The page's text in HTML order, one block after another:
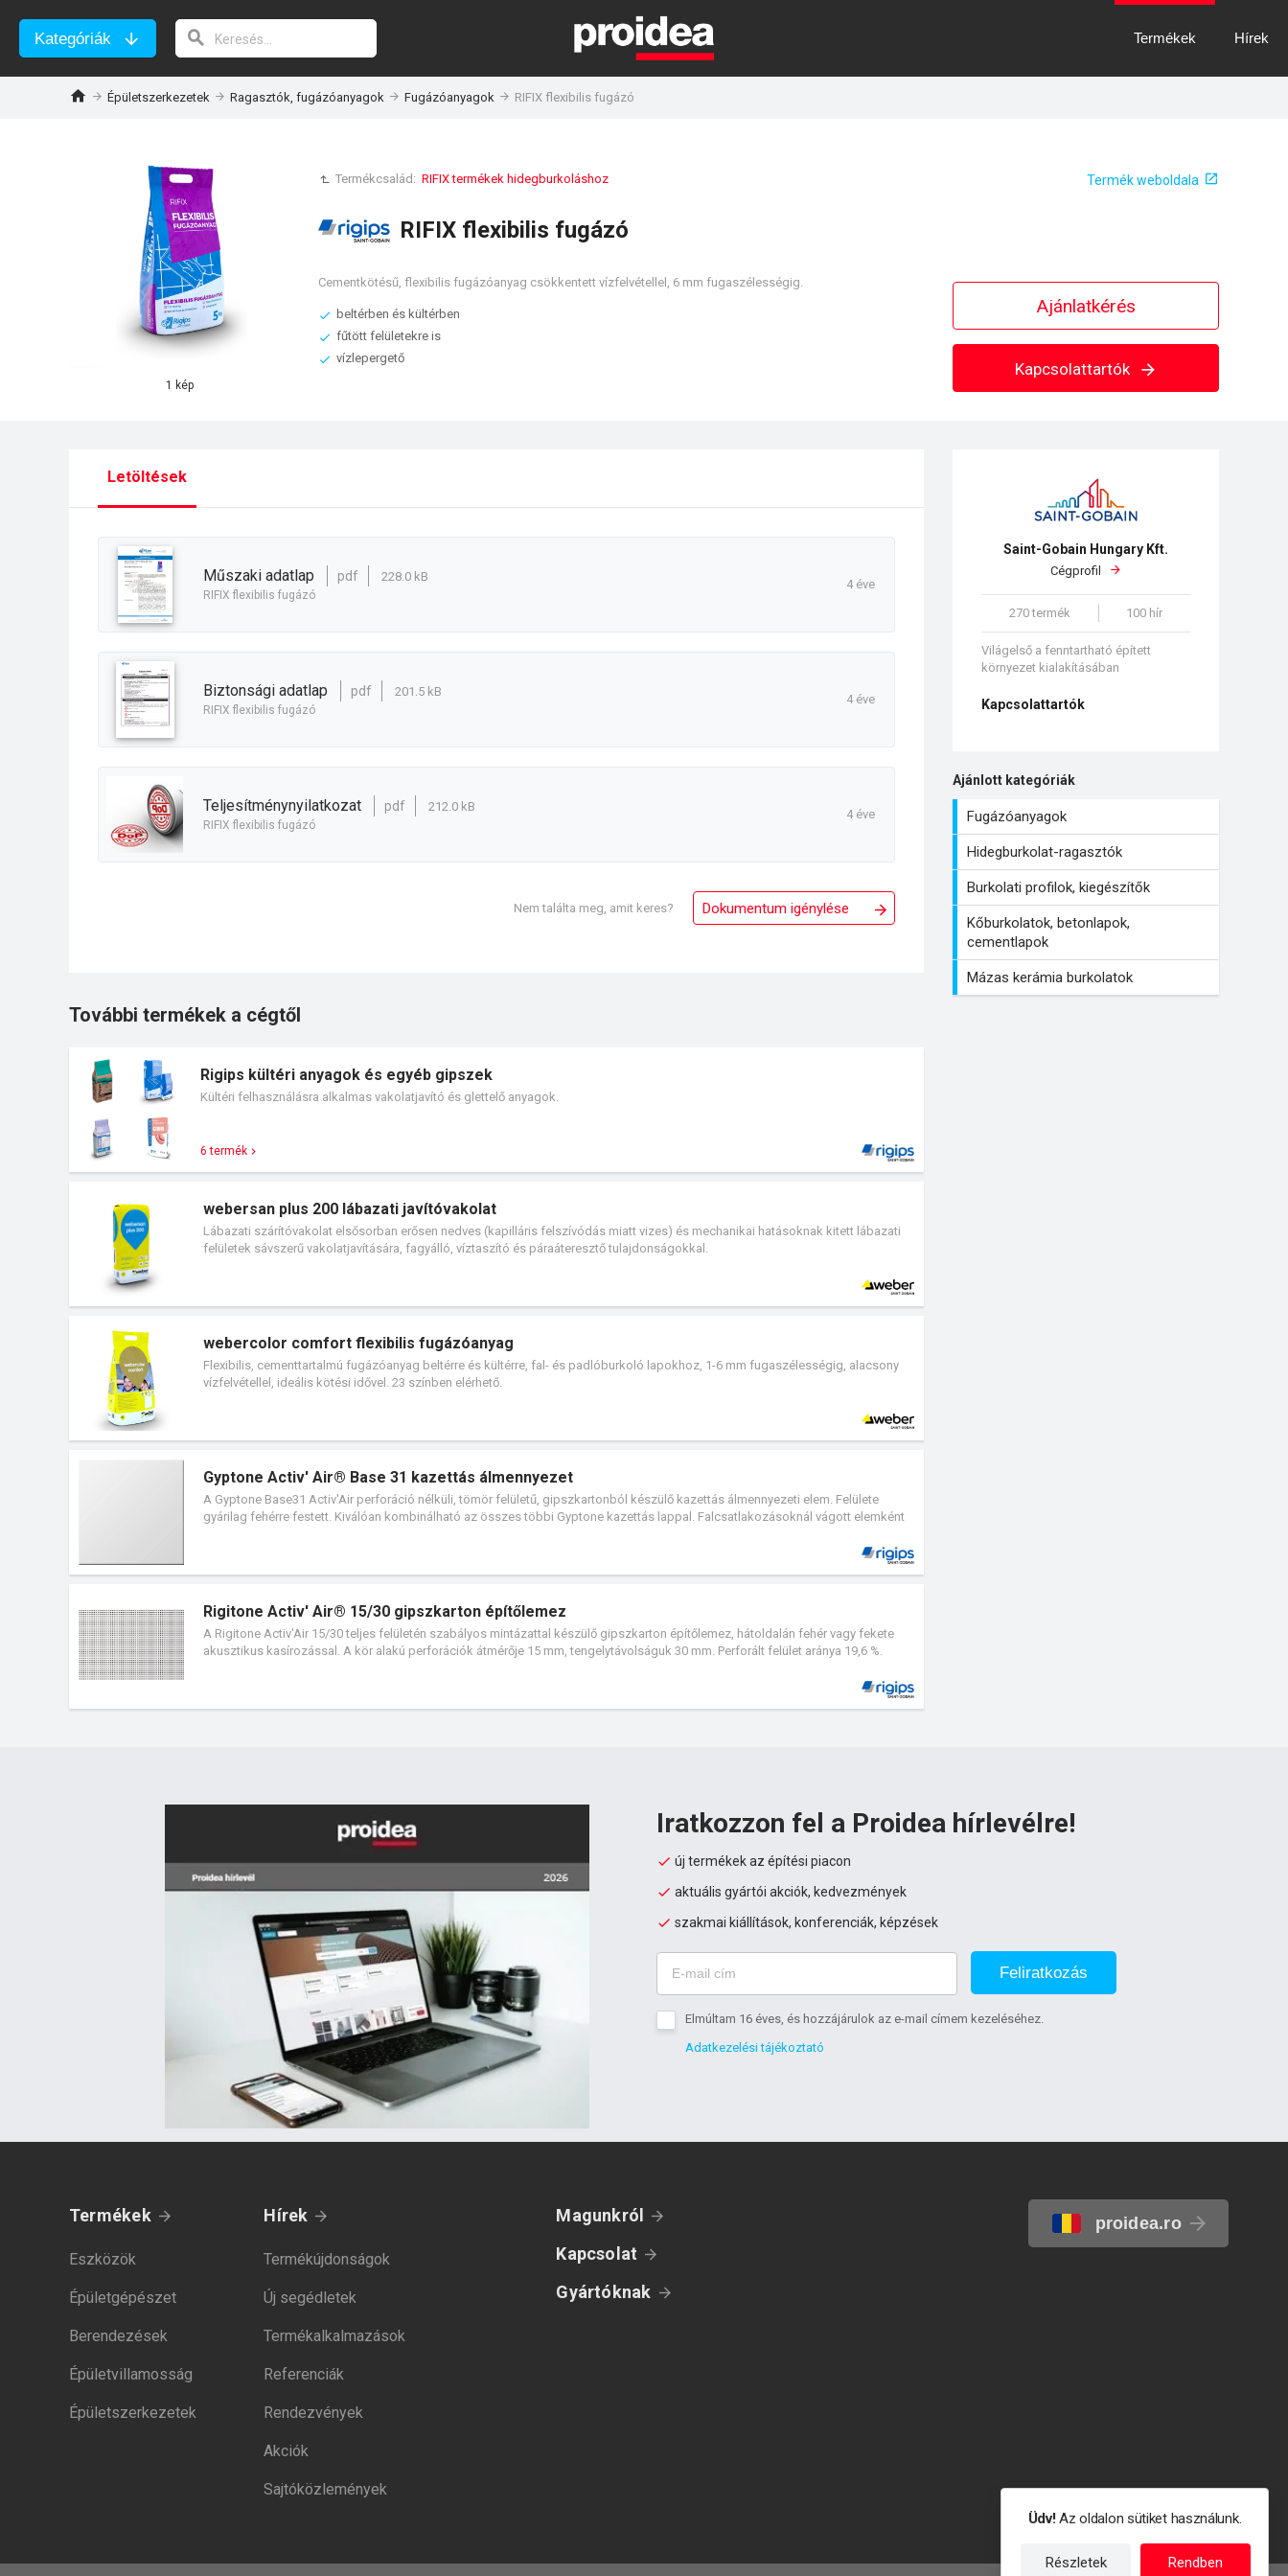
Kategóriák Termékek Hírek
Épületszerkezetek Ragasztók, fugázóanyagok Fugázóanyagok RIFIX flexibilis fugázó
Termékcsalád: RIFIX termékek hidegburkoláshoz Termék weboldala
RIFIX flexibilis fugázó
1 kép
Cementkötésű, flexibilis fugázóanyag csökkentett vízfelvétellel, 6 mm fugaszélességig.
beltérben és kültérben
fűtött felületekre is
vízlepergető
Ajánlatkérés
Kapcsolattartók
Saint-Gobain Hungary Kft.
Cégprofil
270 termék 100 hír
Világelső a fenntartható épített
környezet kialakításában
Kapcsolattartók
Ajánlott kategóriák
Fugázóanyagok
Hidegburkolat-ragasztók
Burkolati profilok, kiegészítők
Kőburkolatok, betonlapok,
cementlapok
Mázas kerámia burkolatok
Letöltések
műszaki adatlap pdf 228.0 kB
RIFIX flexibilis fugázó
4 éve
biztonsági adatlap pdf 201.5 kB
RIFIX flexibilis fugázó
4 éve
teljesítménynyilatkozat pdf 212.0 kB
RIFIX flexibilis fugázó
4 éve
Nem találta meg, amit keres? Dokumentum igénylése
További termékek a cégtől
Rigips kültéri anyagok és egyéb gipszek
Kültéri felhasználásra alkalmas vakolatjavító és glettelő anyagok.
6 termék
webersan plus 200 lábazati javítóvakolat
Lábazati szárítóvakolat elsősorban erősen nedves (kapilláris felszívódás miatt vizes) és mechanikai hatásoknak kitett lábazati
felületek sávszerű vakolatjavítására, fagyálló, víztaszító és páraáteresztő tulajdonságokkal.
webercolor comfort flexibilis fugázóanyag
Flexibilis, cementtartalmú fugázóanyag beltérre és kültérre, fal- és padlóburkoló lapokhoz, 1-6 mm fugaszélességig, alacsony
vízfelvétellel, ideális kötési idővel. 23 színben elérhető.
Gyptone Activ' Air® Base 31 kazettás álmennyezet
A Gyptone Base31 Activ'Air perforáció nélküli, tömör felületű, gipszkartonból készülő kazettás álmennyezeti elem. Felülete
gyárilag fehérre festett. Kiválóan kombinálható az összes többi Gyptone kazettás lappal. Falcsatlakozásoknál vágott elemként
Rigitone Activ' Air® 15/30 gipszkarton építőlemez
A Rigitone Activ'Air 15/30 teljes felületén szabályos mintázattal készülő gipszkarton építőlemez, hátoldalán fehér vagy fekete
akusztikus kasírozással. A kör alakú perforációk átmérője 15 mm, tengelytávolságuk 30 mm. Perforált felület aránya 19,6 %.
Iratkozzon fel a Proidea hírlevélre!
új termékek az építési piacon
aktuális gyártói akciók, kedvezmények
szakmai kiállítások, konferenciák, képzések
Feliratkozás
Elmúltam 16 éves, és hozzájárulok az e-mail címem kezeléséhez.
Adatkezelési tájékoztató
Termékek
Eszközök
Épületgépészet
Berendezések
Épületvillamosság
Épületszerkezetek
Hírek
Termékújdonságok
Új segédletek
Termékalkalmazások
Referenciák
Rendezvények
Akciók
Sajtóközlemények
Magunkról
Kapcsolat
Gyártóknak
proidea.ro
Üdv!Az oldalon sütiket használunk.
Részletek Rendben